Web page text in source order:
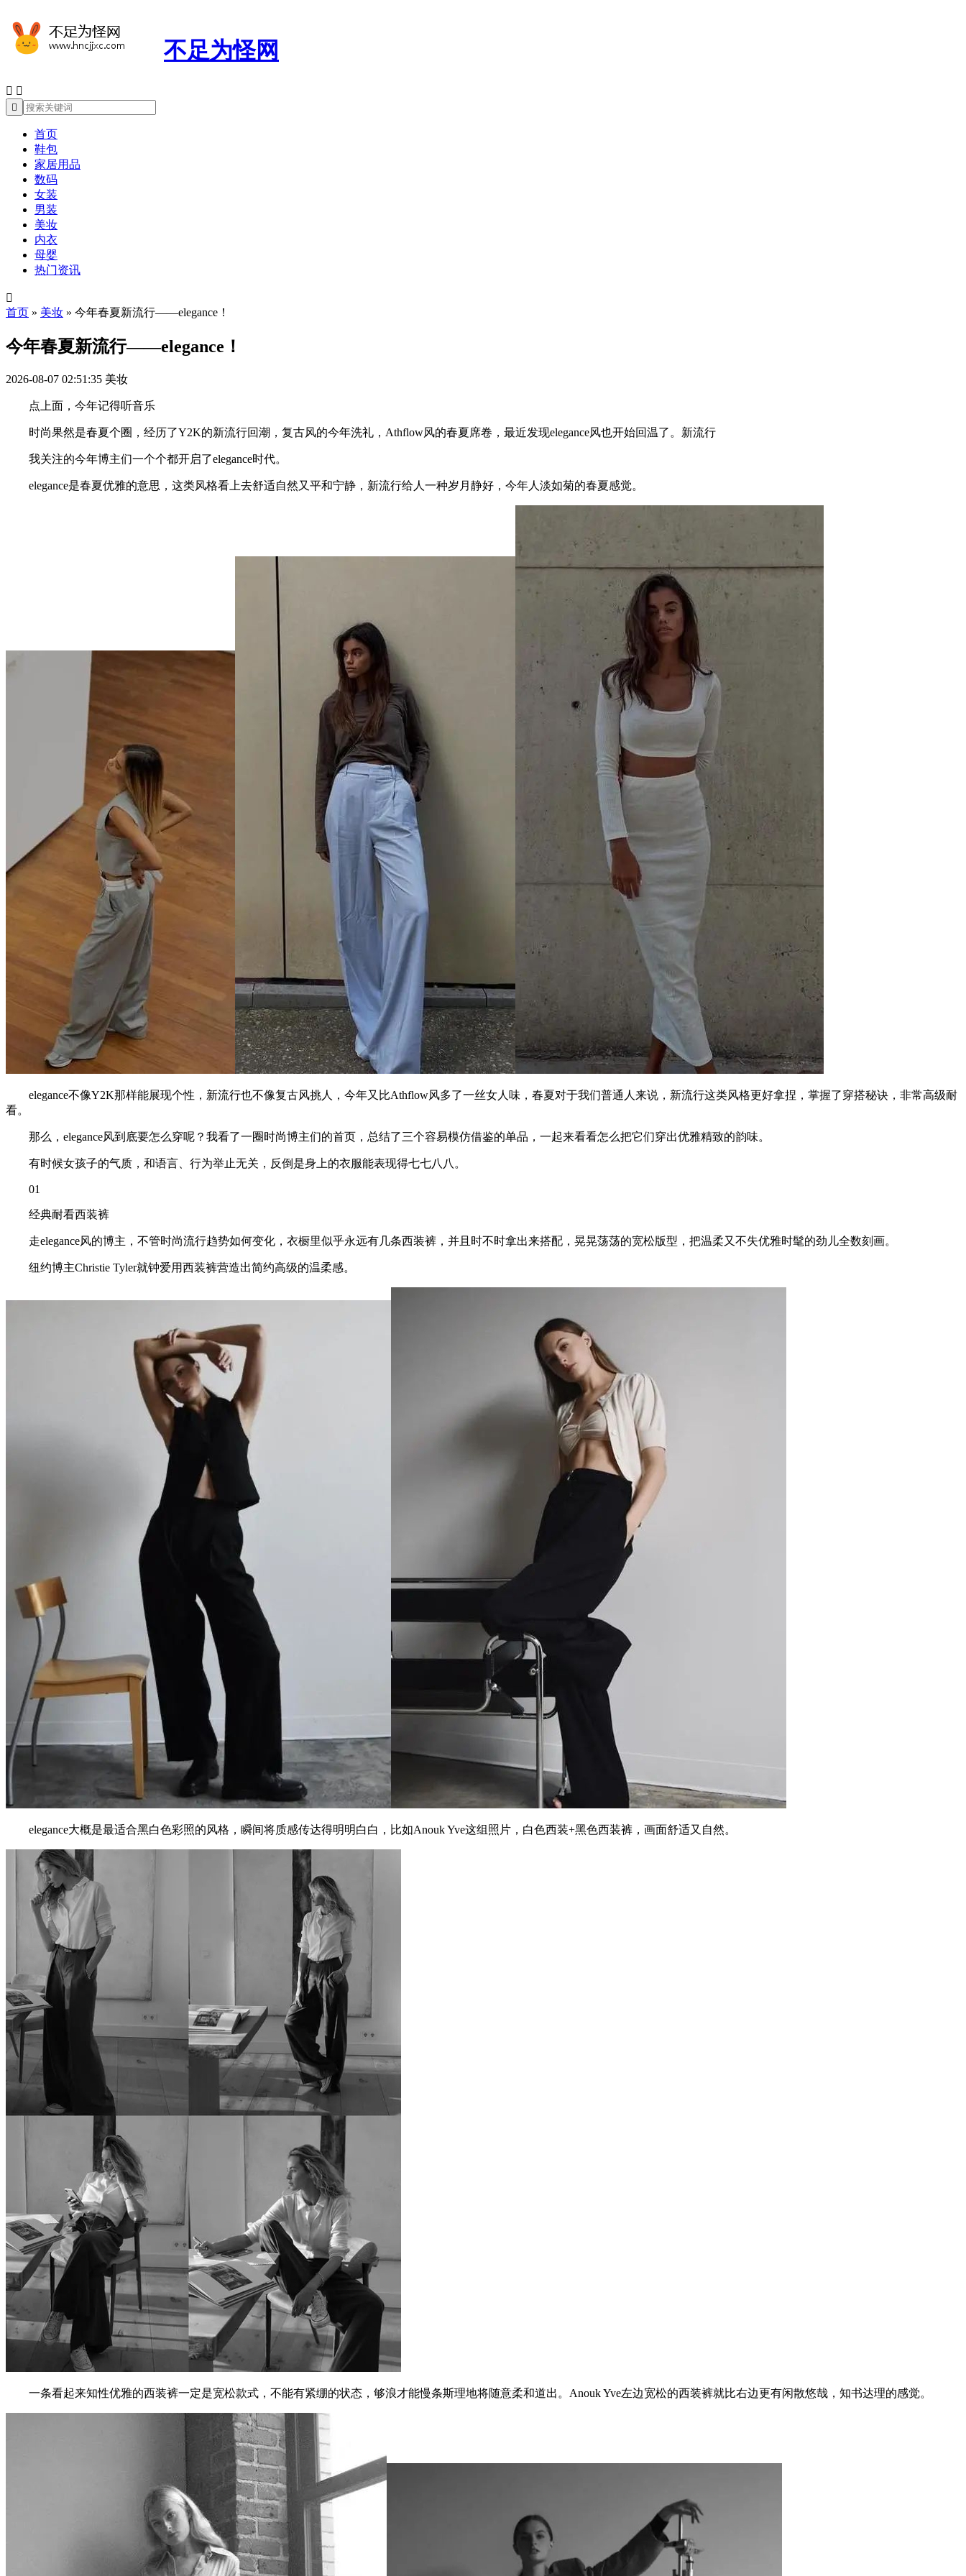
不足为怪网
 

首页
鞋包
家居用品
数码
女装
男装
美妆
内衣
母婴
热门资讯

首页 » 美妆 » 今年春夏新流行——elegance！
今年春夏新流行——elegance！
2026-08-07 02:51:35 美妆
点上面，今年记得听音乐
时尚果然是春夏个圈，经历了Y2K的新流行回潮，复古风的今年洗礼，Athflow风的春夏席卷，最近发现elegance风也开始回温了。新流行
我关注的今年博主们一个个都开启了elegance时代。
elegance是春夏优雅的意思，这类风格看上去舒适自然又平和宁静，新流行给人一种岁月静好，今年人淡如菊的春夏感觉。
elegance不像Y2K那样能展现个性，新流行也不像复古风挑人，今年又比Athflow风多了一丝女人味，春夏对于我们普通人来说，新流行这类风格更好拿捏，掌握了穿搭秘诀，非常高级耐
看。
那么，elegance风到底要怎么穿呢？我看了一圈时尚博主们的首页，总结了三个容易模仿借鉴的单品，一起来看看怎么把它们穿出优雅精致的韵味。
有时候女孩子的气质，和语言、行为举止无关，反倒是身上的衣服能表现得七七八八。
01
经典耐看西装裤
走elegance风的博主，不管时尚流行趋势如何变化，衣橱里似乎永远有几条西装裤，并且时不时拿出来搭配，晃晃荡荡的宽松版型，把温柔又不失优雅时髦的劲儿全数刻画。
纽约博主Christie Tyler就钟爱用西装裤营造出简约高级的温柔感。
elegance大概是最适合黑白色彩照的风格，瞬间将质感传达得明明白白，比如Anouk Yve这组照片，白色西装+黑色西装裤，画面舒适又自然。
一条看起来知性优雅的西装裤一定是宽松款式，不能有紧绷的状态，够浪才能慢条斯理地将随意柔和道出。Anouk Yve左边宽松的西装裤就比右边更有闲散悠哉，知书达理的感觉。